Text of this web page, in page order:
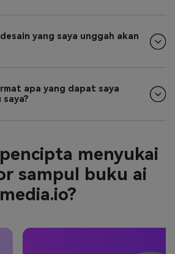
yang saya unggah akan
apa yang dapat saya
menyukai
sampul buku ai
media.io?